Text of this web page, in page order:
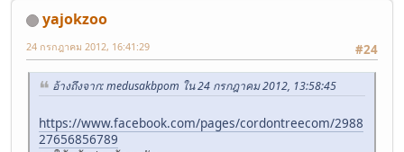
yajokzoo
#24
24 กรกฎาคม 2012, 16:41:29
อ้างถึงจาก: medusakbpom ใน 24 กรกฎาคม 2012, 13:58:45
https://www.facebook.com/pages/cordontreecom/2988
27656856789